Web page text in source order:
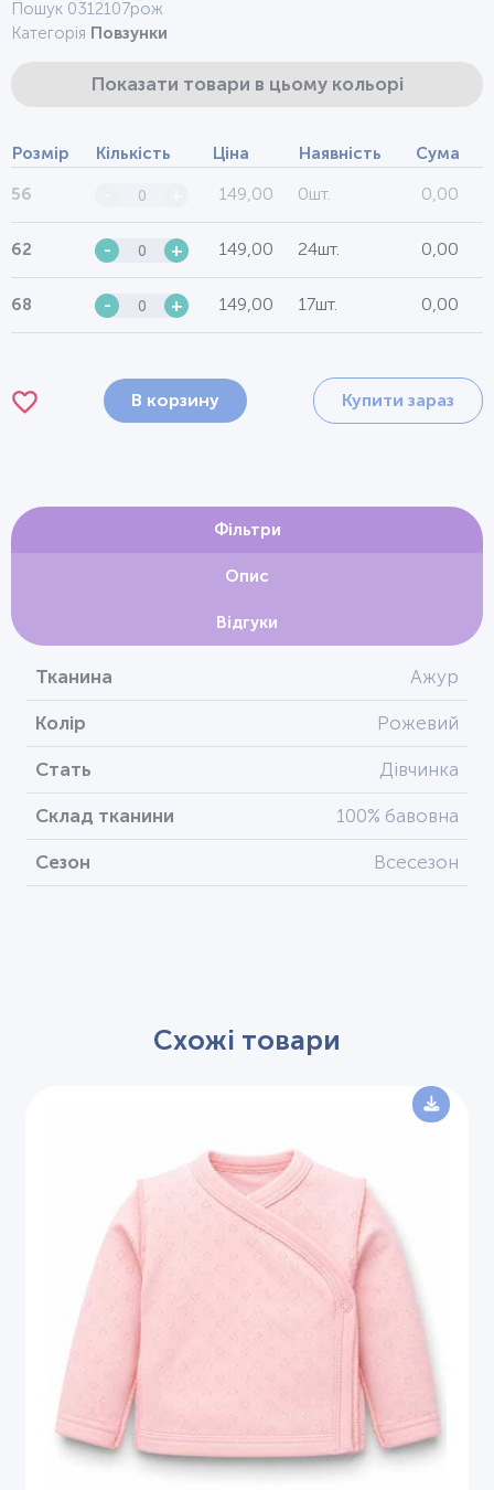
Пошук 0312107рож
Категорія Повзунки
Показати товари в цьому кольорі
Розмір Кількість Ціна Наявність Сума
56 149,00 0шт. 0,00
62 - + 149,00 24шт. 0,00
68 - + 149,00 17шт. 0,00
В корзину Купити зараз
Фільтри
Опис
Відгуки
Тканина Ажур
Колір Рожевий
Стать Дівчинка
Склад тканини 100% бавовна
Сезон Всесезон
Схожі товари